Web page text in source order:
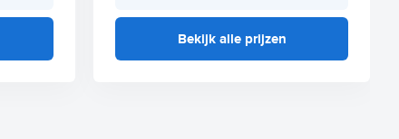
Bekijk alle prijzen